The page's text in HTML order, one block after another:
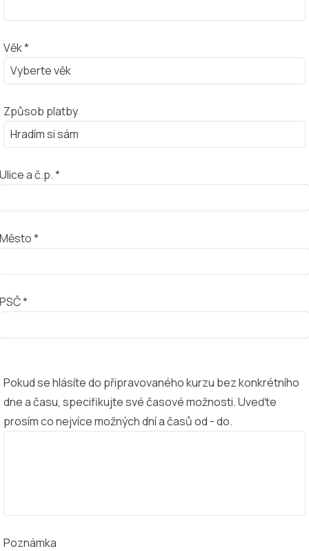
Věk *
Způsob platby
Ulice a č.p. *
Město *
PSČ *
Pokud se hlásíte do připravovaného kurzu bez konkrétního
dne a času, specifikujte své časové možnosti. Uveďte
prosím co nejvíce možných dní a časů od - do.
Poznámka